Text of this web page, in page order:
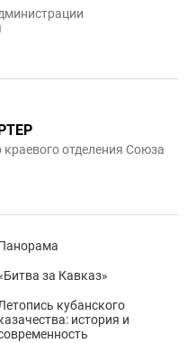
отделения Союза
за Кавказ»
кубанского
история и